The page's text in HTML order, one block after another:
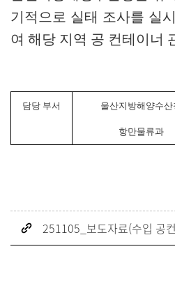
기적으로 실태 조사를 실
여 해당 지역 공 컨테이너
담당 부서 울산지방해양수산
항만물류과
251105_보도자료(수입 공